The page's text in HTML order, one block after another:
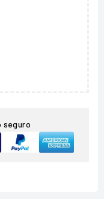
seguro